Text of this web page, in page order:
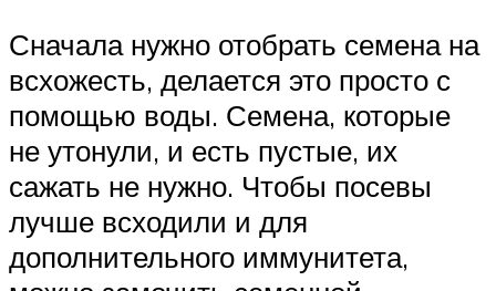
Сначала нужно отобрать семена на
всхожесть, делается это просто с
помощью воды. Семена, которые
не утонули, и есть пустые, их
сажать не нужно. Чтобы посевы
лучше всходили и для
дополнительного иммунитета,